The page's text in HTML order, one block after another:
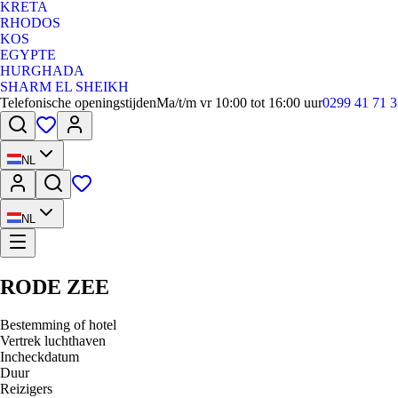
KRETA
RHODOS
KOS
EGYPTE
HURGHADA
SHARM EL SHEIKH
Telefonische openingstijdenMa/t/m vr 10:00 tot 16:00 uur0299 41 71
NL
NL
RODE ZEE
Bestemming of hotel
Vertrek luchthaven
Incheckdatum
Duur
Reizigers